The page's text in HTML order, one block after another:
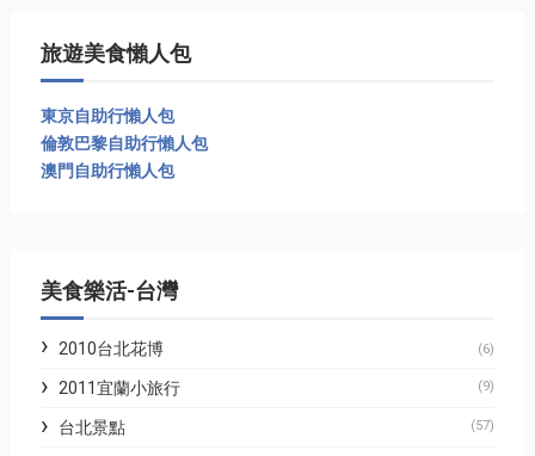
旅遊美食懶人包
東京自助行懶人包
倫敦巴黎自助行懶人包
澳門自助行懶人包
美食樂活-台灣
2010台北花博 (6)
2011宜蘭小旅行 (9)
台北景點 (57)